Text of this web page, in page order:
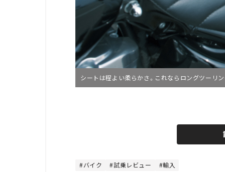
シートは程よい柔らかさ。これならロングツーリ
8
.
バイク 試乗レビュー 輸入